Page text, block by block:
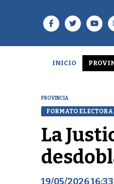
INICIO
PROVINCIA
FORMATO
La
19/05/2026 16:33